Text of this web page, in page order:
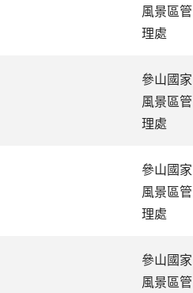
風景區管
理處
參山國家
風景區管
理處
參山國家
風景區管
理處
參山國家
風景區管